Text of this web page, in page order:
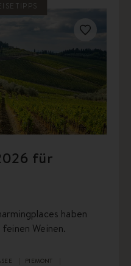
für
haben
Weinen.
PIEMONT